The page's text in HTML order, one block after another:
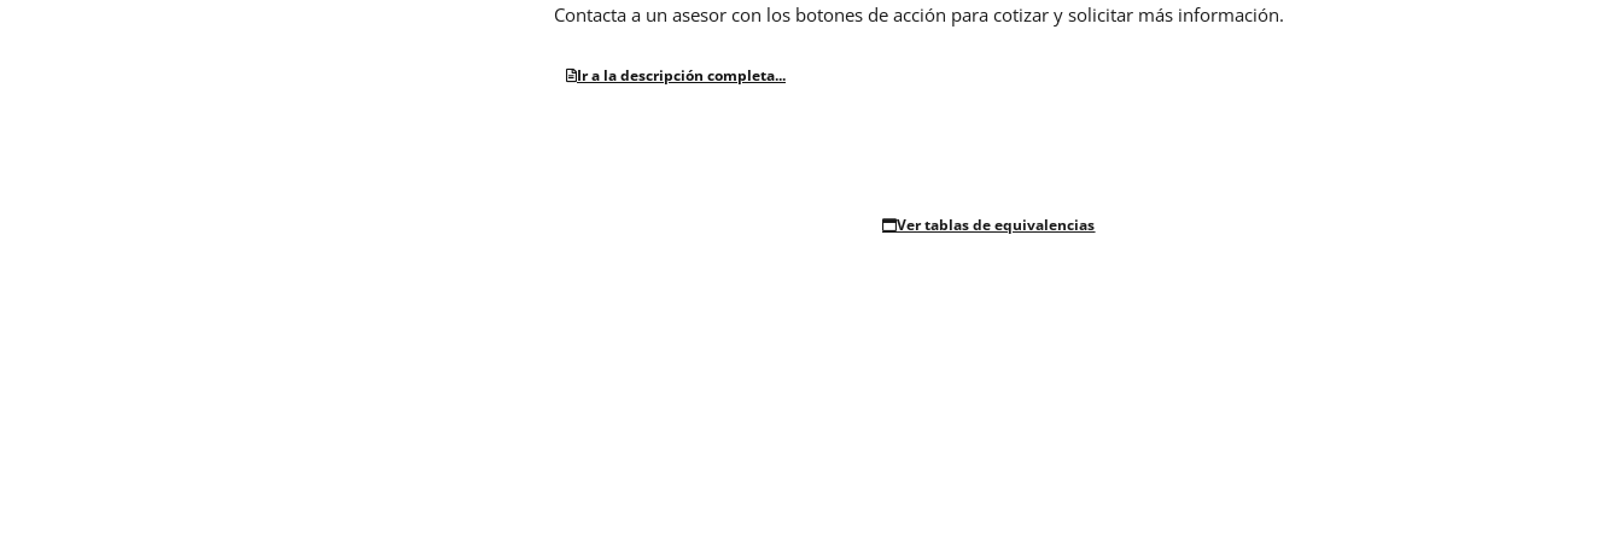
Contacta a un asesor con los botones de acción para cotizar y solicitar más información.
Ir a la descripción completa...
Ver tablas de equivalencias